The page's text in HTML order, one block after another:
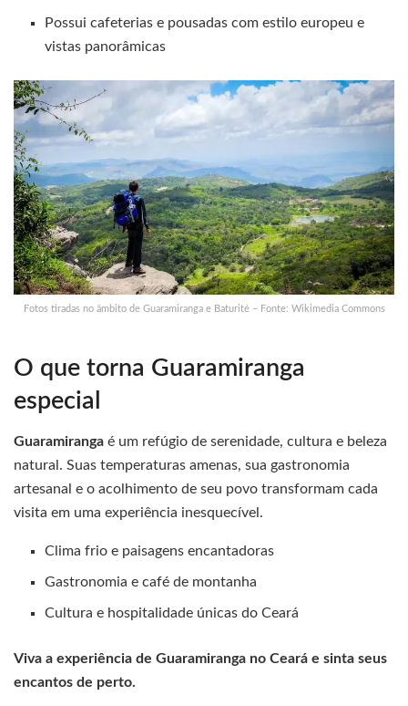
Possui cafeterias e pousadas com estilo europeu e
vistas panorâmicas
Fotos tiradas no âmbito de Guaramiranga e Baturité – Fonte: Wikimedia Commons
O que torna Guaramiranga
especial
Guaramiranga é um refúgio de serenidade, cultura e beleza
natural. Suas temperaturas amenas, sua gastronomia
artesanal e o acolhimento de seu povo transformam cada
visita em uma experiência inesquecível.
Clima frio e paisagens encantadoras
Gastronomia e café de montanha
Cultura e hospitalidade únicas do Ceará
Viva a experiência de Guaramiranga no Ceará e sinta seus
encantos de perto.